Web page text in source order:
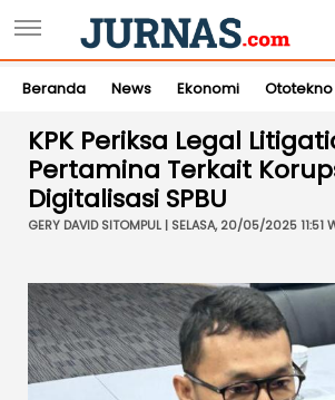
Beranda News Ekonomi Ototekno
KPK Periksa Legal
Pertamina Terkait
Digitalisasi SPBU
GERY DAVID SITOMPUL | SELASA, 20/05/2025 11:51